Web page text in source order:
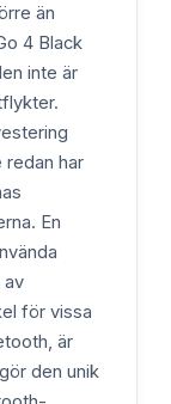
än
4 Black
inte är
redan har
En
av
för vissa
är
den unik